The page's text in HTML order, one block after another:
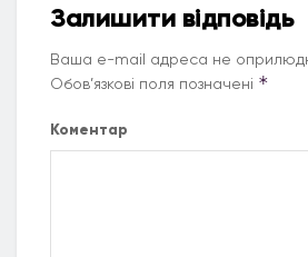
Залишити відповідь
Ваша e-mail адреса не
Обов’язкові поля позначені *
Коментар